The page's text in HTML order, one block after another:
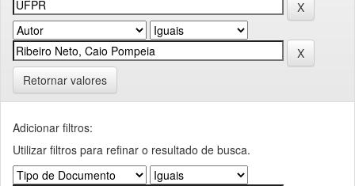
Retornar valores
Adicionar filtros:
Utilizar filtros para refinar o resultado de busca.